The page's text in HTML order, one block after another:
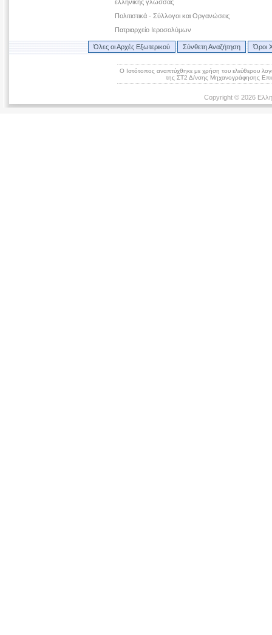
ελληνικής γλώσσας
Πολιτιστικά - Σύλλογοι και Οργανώσεις
Πατριαρχείο Ιεροσολύμων
Όλες οι Αρχές Εξωτερικού Σύνθετη Αναζήτηση Όροι
Ο Ιστότοπος αναπτύχθηκε με χρήση του ελεύθερου
της ΣΤ2 Δ/νσης Μηχανογράφησης
Copyright © 2026